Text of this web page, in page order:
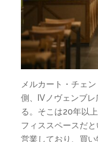
メルカート・チェ
側、IVノヴェンブ
る。そこは20年以
フィススペースだ
営業しており、買